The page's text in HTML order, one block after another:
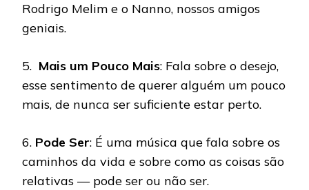
Rodrigo Melim e o Nanno, nossos amigos
geniais.
5. Mais um Pouco Mais: Fala sobre o desejo,
esse sentimento de querer alguém um pouco
mais, de nunca ser suficiente estar perto.
6. Pode Ser: É uma música que fala sobre os
caminhos da vida e sobre como as coisas são
relativas — pode ser ou não ser.